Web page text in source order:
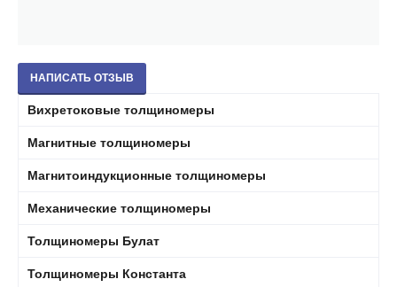
НАПИСАТЬ ОТЗЫВ
Вихретоковые толщиномеры
Магнитные толщиномеры
Магнитоиндукционные толщиномеры
Механические толщиномеры
Толщиномеры Булат
Толщиномеры Константа